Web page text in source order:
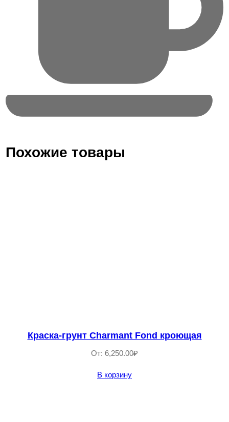
Похожие товары
Краска-грунт Charmant Fond кроющая
От: 6,250.00₽
В корзину